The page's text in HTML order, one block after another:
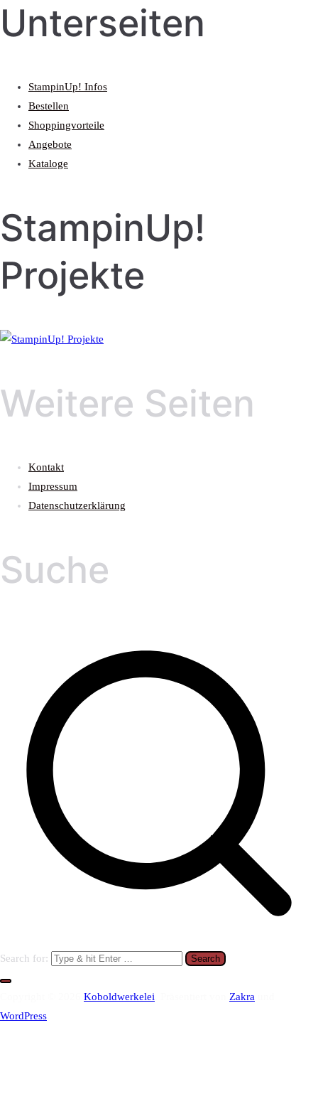
Unterseiten
StampinUp! Infos
Bestellen
Shoppingvorteile
Angebote
Kataloge
StampinUp!
Projekte
Weitere Seiten
Kontakt
Impressum
Datenschutzerklärung
Suche
Search for:
Koboldwerkelei Zakra
WordPress